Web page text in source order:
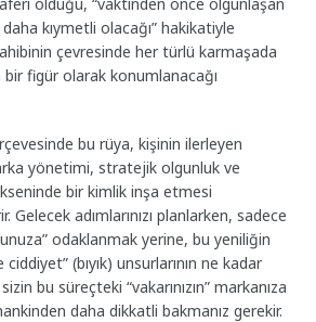
kıymetli olacağı” hakikatiyle
çevresinde her türlü karmaşada
bir figür olarak konumlanacağı
bu rüya, kişinin ilerleyen
yönetimi, stratejik olgunluk ve
bir kimlik inşa etmesi
Gelecek adımlarınızı planlarken, sadece
odaklanmak yerine, bu yeniliğin
(bıyık) unsurlarının ne kadar
bu süreçteki “vakarınızın” markanıza
daha dikkatli bakmanız gerekir.